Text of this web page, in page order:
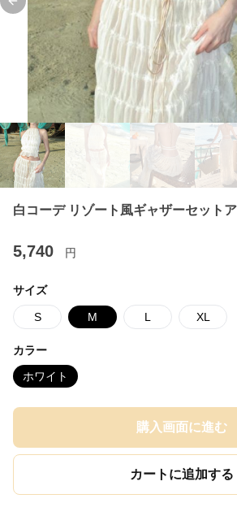
Previous slide
白コーデ リゾート風ギャザーセット
5,740 円
サイズ
S M L XL
カラー
ホワイト
購入画面に進む
カートに追加する